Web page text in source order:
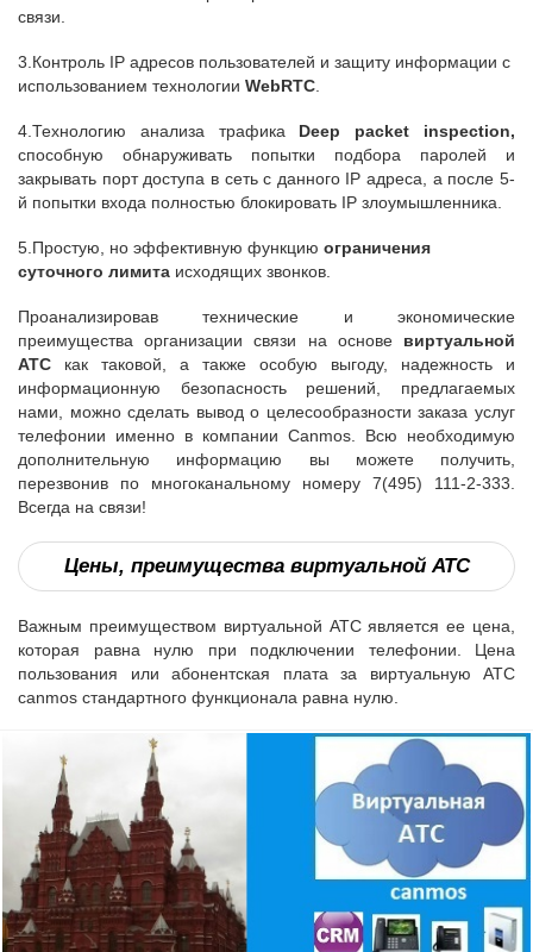
связи.
3.Контроль IP адресов пользователей и защиту информации с
использованием технологии WebRTC
4.Технологию анализа трафика Deep packet inspection,
способную обнаруживать попытки подбора паролей и
закрывать порт доступа в сеть с данного IP адреса, а после 5-
й попытки входа полностью блокировать IP злоумышленника.
5.Простую, но эффективную функцию ограничения
суточного лимита исходящих звонков.
Проанализировав технические и экономические
преимущества организации связи на основе виртуальной
АТС
как таковой, а также особую выгоду, надежность и
информационную безопасность решений, предлагаемых
нами, можно сделать вывод о целесообразности заказа услуг
телефонии именно в компании Canmos. Всю необходимую
дополнительную информацию вы можете получить,
перезвонив по многоканальному номеру 7(495) 111-2-333.
Всегда на связи!
Цены, преимущества виртуальной АТС
Важным преимуществом виртуальной АТС является ее цена,
которая равна нулю при подключении телефонии. Цена
пользования или абонентская плата за виртуальную АТС
canmos стандартного функционала равна нулю.